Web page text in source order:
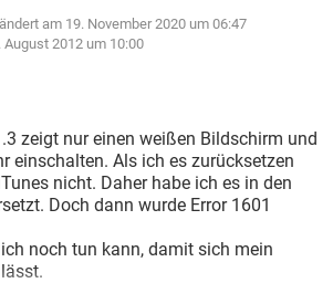
TIKTOK
INSTAGRAM
STREAMING
TIKTOK
HARDWARE
INSTAGRAM
TIKTOK
am 19. November 2020 um 06:47
August 2012 um 10:00
zeigt nur einen weißen Bildschirm und
einschalten. Als ich es zurücksetzen
nicht. Daher habe ich es in den
Doch dann wurde Error 1601
noch tun kann, damit sich mein